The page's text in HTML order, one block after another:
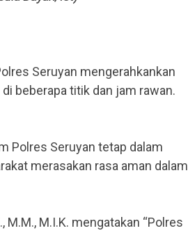
Seruyan mengerahkankan
beberapa titik dan jam rawan.
Polres Seruyan tetap dalam
merasakan rasa aman dalam
M.M., M.I.K. mengatakan “Polres